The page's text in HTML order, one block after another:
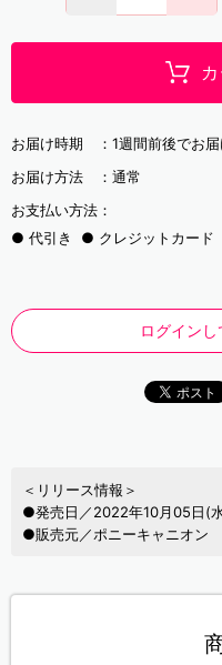
お届け時期 ： 1週間前後でお届
お届け方法 ： 通常
お支払い方法：
代引き
クレジットカード
ログイン
＜リリース情報＞
●発売日／2022年10月05日(
●販売元／ポニーキャニオン